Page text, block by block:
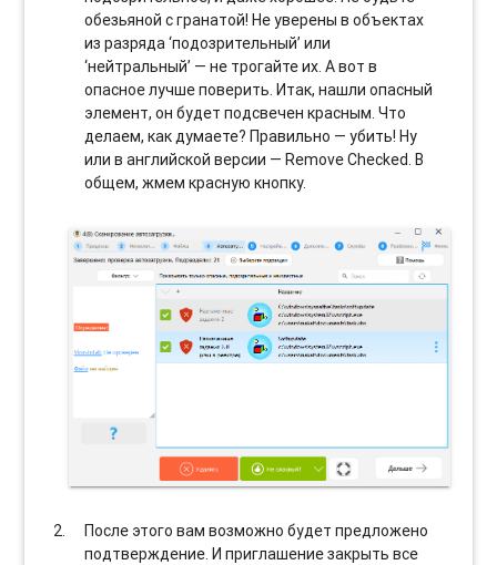
обезьяной с гранатой! Не уверены в объектах
из разряда ‘подозрительный’ или
‘нейтральный’ — не трогайте их. А вот в
опасное лучше поверить. Итак, нашли опасный
элемент, он будет подсвечен красным. Что
делаем, как думаете? Правильно — убить! Ну
или в английской версии — Remove Checked. В
общем, жмем красную кнопку.
После этого вам возможно будет предложено
подтверждение. И приглашение закрыть все